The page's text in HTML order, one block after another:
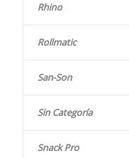
Rhino
Rollmatic
San-Son
Sin Categoría
Snack Pro